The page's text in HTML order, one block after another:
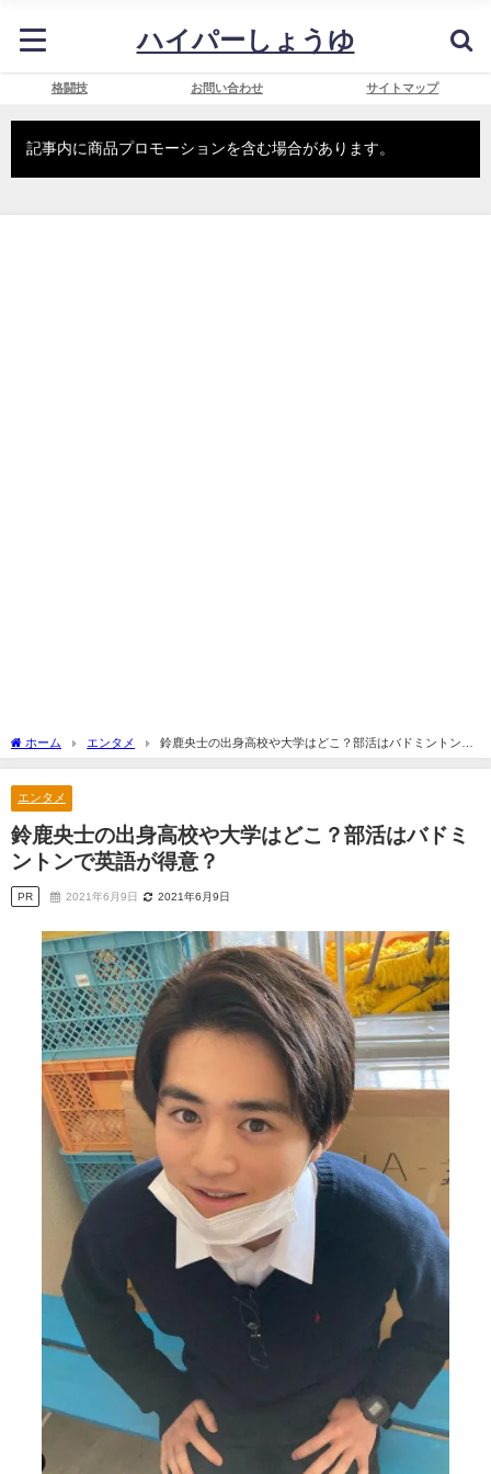
ハイパーしょうゆ
格闘技 お問い合わせ サイトマップ
記事内に商品プロモーションを含む場合があります。
ホーム エンタメ
鈴鹿央士の出身高校や大学はどこ？部活はバドミントンで
英語が得意？
エンタメ
鈴鹿央士の出身高校や大学はどこ？部活はバドミ
ントンで英語が得意？
PR 2021年6月9日 2021年6月9日